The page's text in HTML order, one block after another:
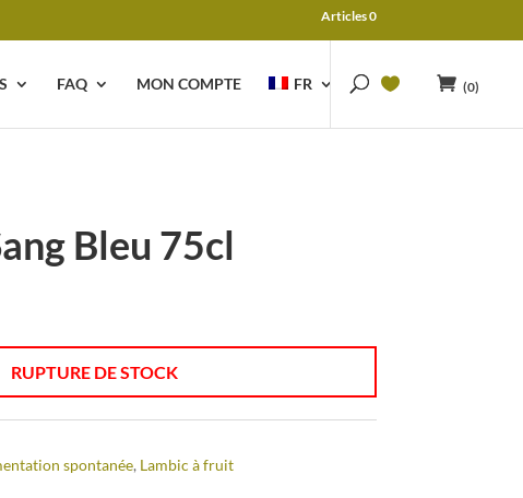
Articles 0
FAQ MON COMPTE FR (0)
Bleu 75cl
RUPTURE DE STOCK
spontanée, Lambic à fruit